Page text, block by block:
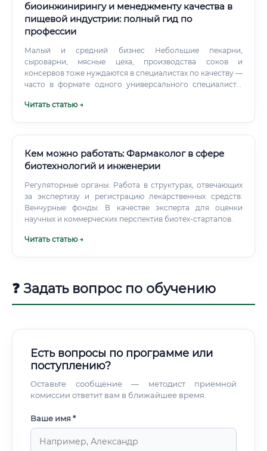
биоинжинирингу и менеджменту качества в
пищевой индустрии: полный гид по
профессии
Малый и средний бизнес Небольшие пекарни,
сыроварни, мясные цеха, производства соков и
консервов тоже нуждаются в специалистах по качеству —
часто в формате одного универсального специалиста,
менеджера качества. Здесь меньше бюрократии, больше
Читать статью →
Кем можно работать: Фармаколог в сфере
биотехнологий и инженерии
Регуляторные органы: Работа в структурах, отвечающих
за экспертизу и регистрацию лекарственных средств.
Венчурные фонды: В качестве эксперта для оценки
научных и коммерческих перспектив биотех-стартапов.
Читать статью →
❓ Задать вопрос по обучению
Есть вопросы по программе или
поступлению?
Оставьте сообщение — методист приемной
комиссии ответит вам в ближайшее время.
Ваше имя *